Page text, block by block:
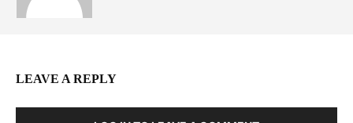
LEAVE A REPLY